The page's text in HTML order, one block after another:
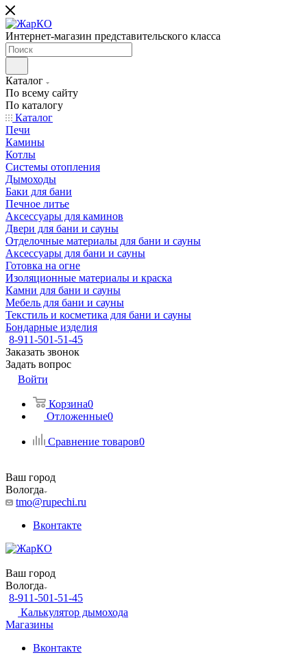
Интернет-магазин представительского класса
Каталог
По всему сайту
По каталогу
Каталог
Печи
Камины
Котлы
Системы отопления
Дымоходы
Баки для бани
Печное литье
Аксессуары для каминов
Двери для бани и сауны
Отделочные материалы для бани и сауны
Аксессуары для бани и сауны
Готовка на огне
Изоляционные материалы и краска
Камни для бани и сауны
Мебель для бани и сауны
Текстиль и косметика для бани и сауны
Бондарные изделия
8-911-501-51-45
Заказать звонок
Задать вопрос
Войти
Корзина0
Отложенные0
Сравнение товаров0
Ваш город
Вологда
tmo@rupechi.ru
Вконтакте
Ваш город
Вологда
8-911-501-51-45
Калькулятор дымохода
Магазины
Вконтакте